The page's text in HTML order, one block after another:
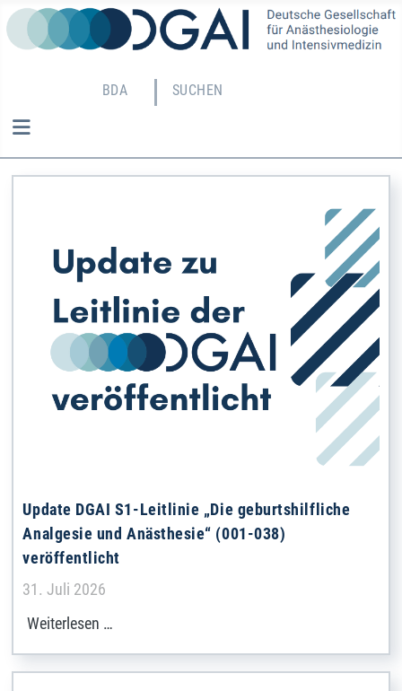
BDA SUCHEN
Update DGAI S1-Leitlinie „Die geburtshilfliche
Analgesie und Anästhesie“ (001-038)
veröffentlicht
Details
31. Juli 2026
Weiterlesen …